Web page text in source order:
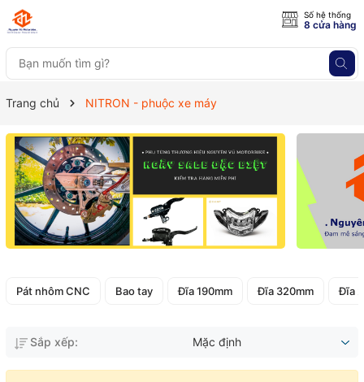
Số hệ thống
8 cửa hàng
Trang chủ NITRON - phuộc xe máy
Pát nhôm CNC Bao tay Đĩa 190mm Đĩa 320mm Đĩa
Sắp xếp: Mặc định